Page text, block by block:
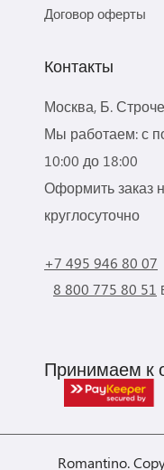
Договор оферты
Контакты
Москва, Б.
Мы работаем: с
10:00 до 18:00
Оформить заказ
круглосуточно
+7 495 946 80 07
8 800 775 80 51
Принимаем к
Romantino.